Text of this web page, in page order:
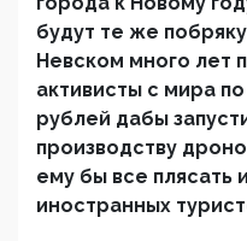
будут те же
Невском много лет
активисты с мира
рублей дабы
производству
ему бы все плясать
иностранных